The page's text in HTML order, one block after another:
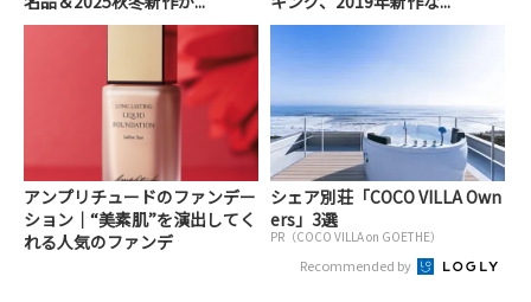
アンプリチュードのファンデー
ション｜“美素肌”を演出してく
れる人気のファンデ
シェア別荘「COCO VILLA Own
ers」3選
PR（COCO VILLA on GOETHE）
Recommended by